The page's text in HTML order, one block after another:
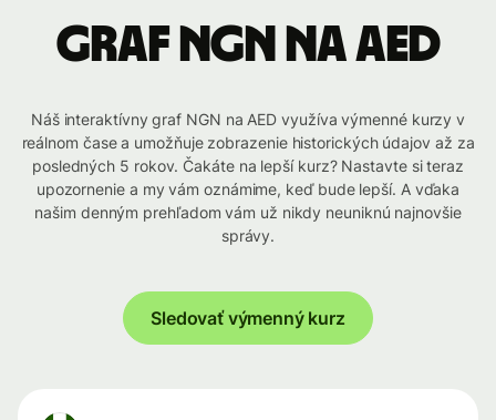
graf NGN na AED
Náš interaktívny graf NGN na AED využíva výmenné kurzy v
reálnom čase a umožňuje zobrazenie historických údajov až za
posledných 5 rokov. Čakáte na lepší kurz? Nastavte si teraz
upozornenie a my vám oznámime, keď bude lepší. A vďaka
našim denným prehľadom vám už nikdy neuniknú najnovšie
správy.
Sledovať výmenný kurz